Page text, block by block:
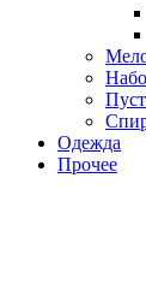
Одежда
Прочее